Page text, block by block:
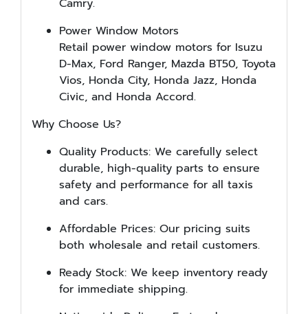
Camry.
Power Window Motors
Retail power window motors for Isuzu
D-Max, Ford Ranger, Mazda BT50, Toyota
Vios, Honda City, Honda Jazz, Honda
Civic, and Honda Accord.
Why Choose Us?
Quality Products: We carefully select
durable, high-quality parts to ensure
safety and performance for all taxis
and cars.
Affordable Prices: Our pricing suits
both wholesale and retail customers.
Ready Stock: We keep inventory ready
for immediate shipping.